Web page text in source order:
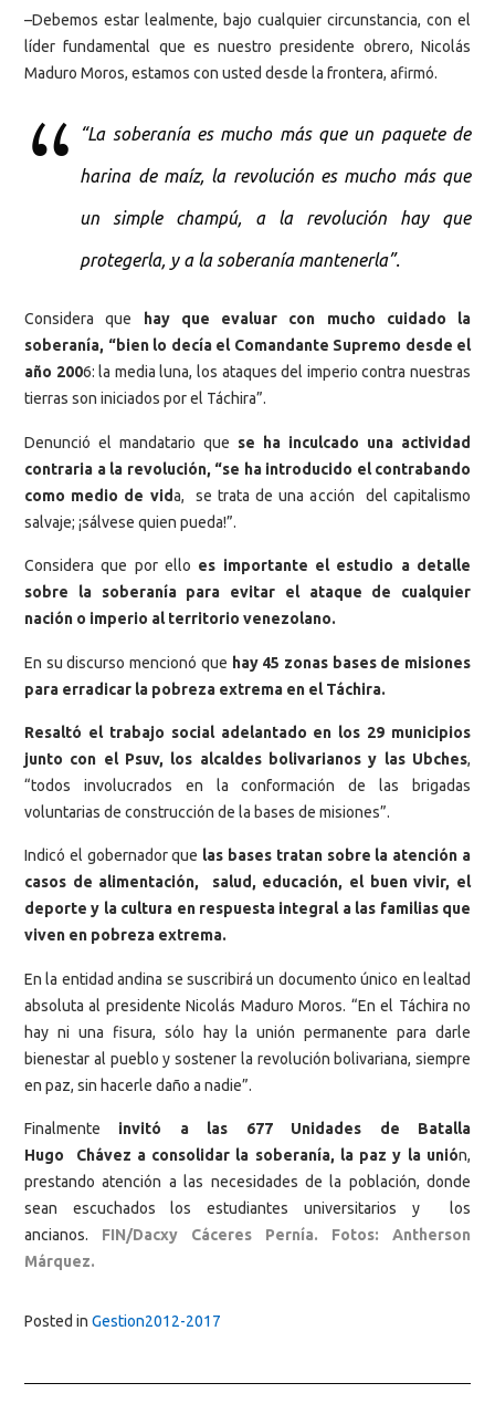
–Debemos estar lealmente, bajo cualquier circunstancia, con el
líder fundamental que es nuestro presidente obrero, Nicolás
Maduro Moros, estamos con usted desde la frontera, afirmó.
“La soberanía es mucho más que un paquete de
harina de maíz, la revolución es mucho más que
un simple champú, a la revolución hay que
protegerla, y a la soberanía mantenerla”.
Considera que
hay que evaluar con mucho cuidado la
soberanía, “bien lo decía el Comandante Supremo desde el
año 2006: la media luna, los ataques del imperio contra nuestras
tierras son iniciados por el Táchira”.
Denunció el mandatario que se ha inculcado una actividad
contraria a la revolución, “se ha introducido el contrabando
como medio de vida, se trata de una acción del capitalismo
salvaje; ¡sálvese quien pueda!”.
Considera que por ello es importante el estudio a detalle
sobre la soberanía para evitar el ataque de cualquier
nación o imperio al territorio venezolano.
En su discurso mencionó que hay 45 zonas bases de misiones
para erradicar la pobreza extrema en el Táchira.
Resaltó el trabajo social adelantado en los 29 municipios
junto con el Psuv, los alcaldes bolivarianos y las Ubches,
“todos involucrados en la conformación de las brigadas
voluntarias de construcción de la bases de misiones”.
Indicó el gobernador que las bases tratan sobre la atención a
casos de alimentación, salud, educación, el buen vivir, el
deporte y la cultura en respuesta integral a las familias que
viven en pobreza extrema.
En la entidad andina se suscribirá un documento único en lealtad
absoluta al presidente Nicolás Maduro Moros. “En el Táchira no
hay ni una fisura, sólo hay la unión permanente para darle
bienestar al pueblo y sostener la revolución bolivariana, siempre
en paz, sin hacerle daño a nadie”.
Finalmente invitó a las 677 Unidades de Batalla
Hugo Chávez a consolidar la soberanía, la paz y la unión,
prestando atención a las necesidades de la población, donde
sean escuchados los estudiantes universitarios y los
ancianos. FIN/Dacxy Cáceres Pernía. Fotos: Antherson
Márquez.
Posted in Gestion2012-2017